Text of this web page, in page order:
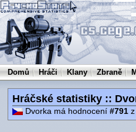
Domů Hráči Klany Zbraně
Hráčské statistiky ::
Dvorka má hodnocení #791z